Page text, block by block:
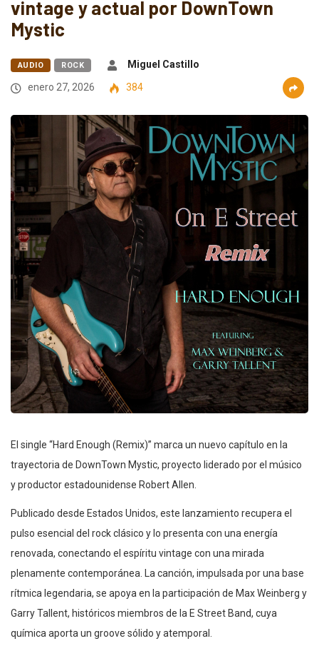
vintage y actual por DownTown
Mystic
AUDIO ROCK
Miguel Castillo
enero 27, 2026
384
El single “Hard Enough (Remix)” marca un nuevo capítulo en la
trayectoria de DownTown Mystic, proyecto liderado por el músico
y productor estadounidense Robert Allen.
Publicado desde Estados Unidos, este lanzamiento recupera el
pulso esencial del rock clásico y lo presenta con una energía
renovada, conectando el espíritu vintage con una mirada
plenamente contemporánea. La canción, impulsada por una base
rítmica legendaria, se apoya en la participación de Max Weinberg y
Garry Tallent, históricos miembros de la E Street Band, cuya
química aporta un groove sólido y atemporal.